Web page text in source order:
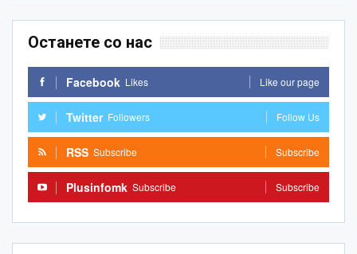
Останете со нас
Facebook Likes Like our page
Twitter Followers Follow Us
RSS Subscribe Subscribe
Plusinfomk Subscribe Subscribe